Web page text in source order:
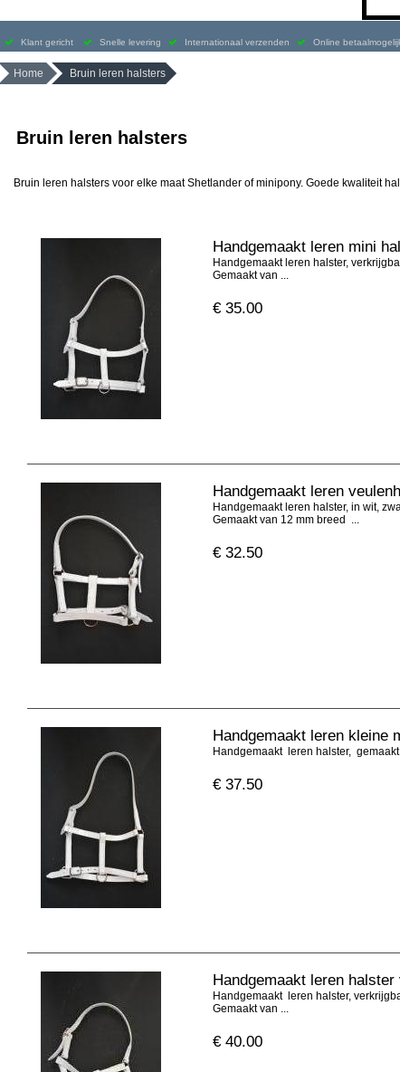
Klant gericht Snelle levering Internationaal verzenden Online
Home Bruin leren halsters
Bruin leren halsters
Bruin leren halsters voor elke maat Shetlander of minipony. Goede kwaliteit
Handgemaakt leren mini
Handgemaakt leren halster,
Gemaakt van ...
€ 35.00
Handgemaakt leren
Handgemaakt leren halster, in wit,
Gemaakt van 12 mm breed ...
€ 32.50
Handgemaakt leren kleine
Handgemaakt leren halster, gemaakt
€ 37.50
Handgemaakt leren
Handgemaakt leren halster,
Gemaakt van ...
€ 40.00